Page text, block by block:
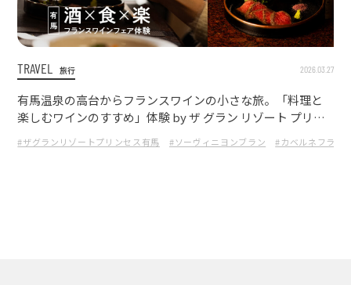
TRAVEL 旅行 2026.03.27
有馬温泉の高台からフランスワインの小さな旅。「料理と
楽しむワインのすすめ」体験 by ザ グラン リゾート プリン
セス有馬・紙谷ソムリエ監修
#ザグランリゾートプリンセス有馬 #ソーヴィニヨンブラン #カベルネフラン